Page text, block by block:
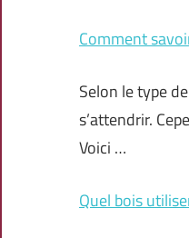
Comment
Selon le type
s’attendrir.
Voici …
Quel bois